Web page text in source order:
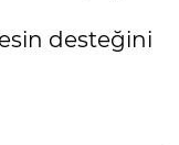
desteğini